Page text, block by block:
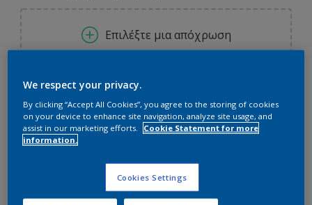
Επιλέξτε μια απόχρωση
Συσκευασία
0.75L 2.25L 2.5L
Ποσότητα
Υπολογισμός
We respect your privacy.
By clicking “Accept All Cookies”, you agree to the storing of cookies
on your device to enhance site navigation, analyze site usage, and
assist in our marketing efforts.
Cookie Statement for more
information.
Cookies Settings